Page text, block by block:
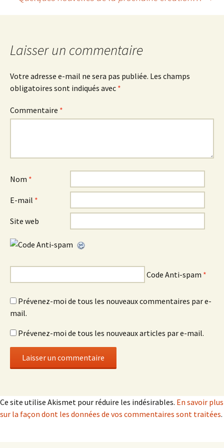
des
Laisser un commentaire
Votre adresse e-mail ne sera pas publiée. Les champs
obligatoires sont indiqués avec *
Commentaire *
Nom *
E-mail *
Site web
Code Anti-spam *
Prévenez-moi de tous les nouveaux commentaires par e-
mail.
Prévenez-moi de tous les nouveaux articles par e-mail.
Ce site utilise Akismet pour réduire les indésirables. En savoir plus
sur la façon dont les données de vos commentaires sont traitées.